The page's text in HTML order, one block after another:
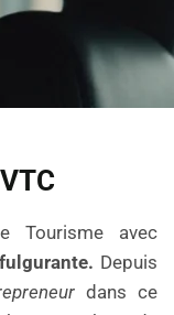
Tourisme avec
Depuis
dans ce